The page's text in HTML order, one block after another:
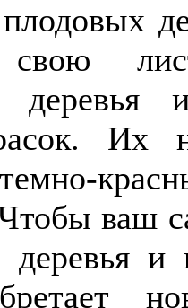
свою
Их
темно-
ваш
деревья и